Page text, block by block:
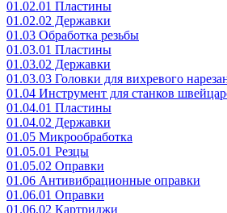
01.02.01 Пластины
01.02.02 Державки
01.03 Обработка резьбы
01.03.01 Пластины
01.03.02 Державки
01.03.03 Головки для вихревого
01.04 Инструмент для станков
01.04.01 Пластины
01.04.02 Державки
01.05 Микрообработка
01.05.01 Резцы
01.05.02 Оправки
01.06 Антивибрационные оправки
01.06.01 Оправки
01.06.02 Картриджи